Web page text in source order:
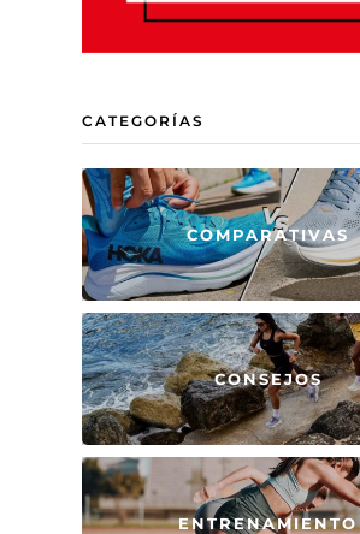
CATEGORÍAS
COMPARATIVAS
CONSEJOS
ENTRENAMIENTO